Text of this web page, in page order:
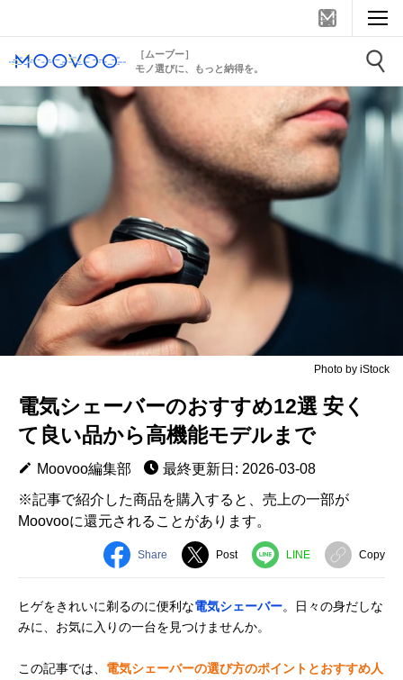
［ムーブー］
モノ選びに、もっと納得を。
Photo by iStock
電気シェーバーのおすすめ12選 安く
て良い品から高機能モデルまで
Moovoo編集部
最終更新日: 2026-03-08
※記事で紹介した商品を購入すると、売上の一部が
Moovooに還元されることがあります。
Share Post LINE Copy
ヒゲをきれいに剃るのに便利な電気シェーバー。日々の身だしな
みに、お気に入りの一台を見つけませんか。
この記事では、 電気シェーバーの選び方のポイントとおすすめ人